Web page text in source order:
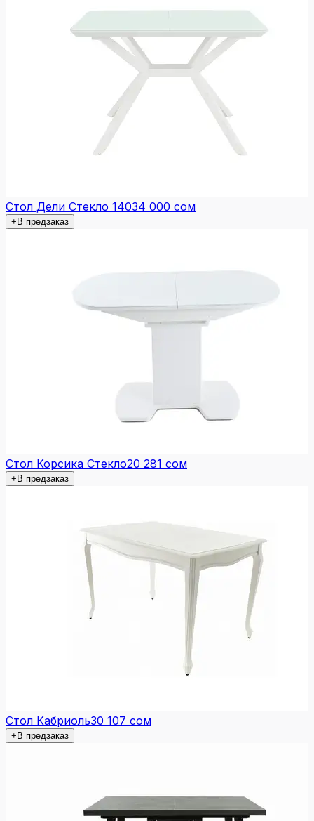
Стол Дели Стекло 14034 000 сом
+В предзаказ
Стол Корсика Стекло20 281 сом
+В предзаказ
Стол Кабриоль30 107 сом
+В предзаказ